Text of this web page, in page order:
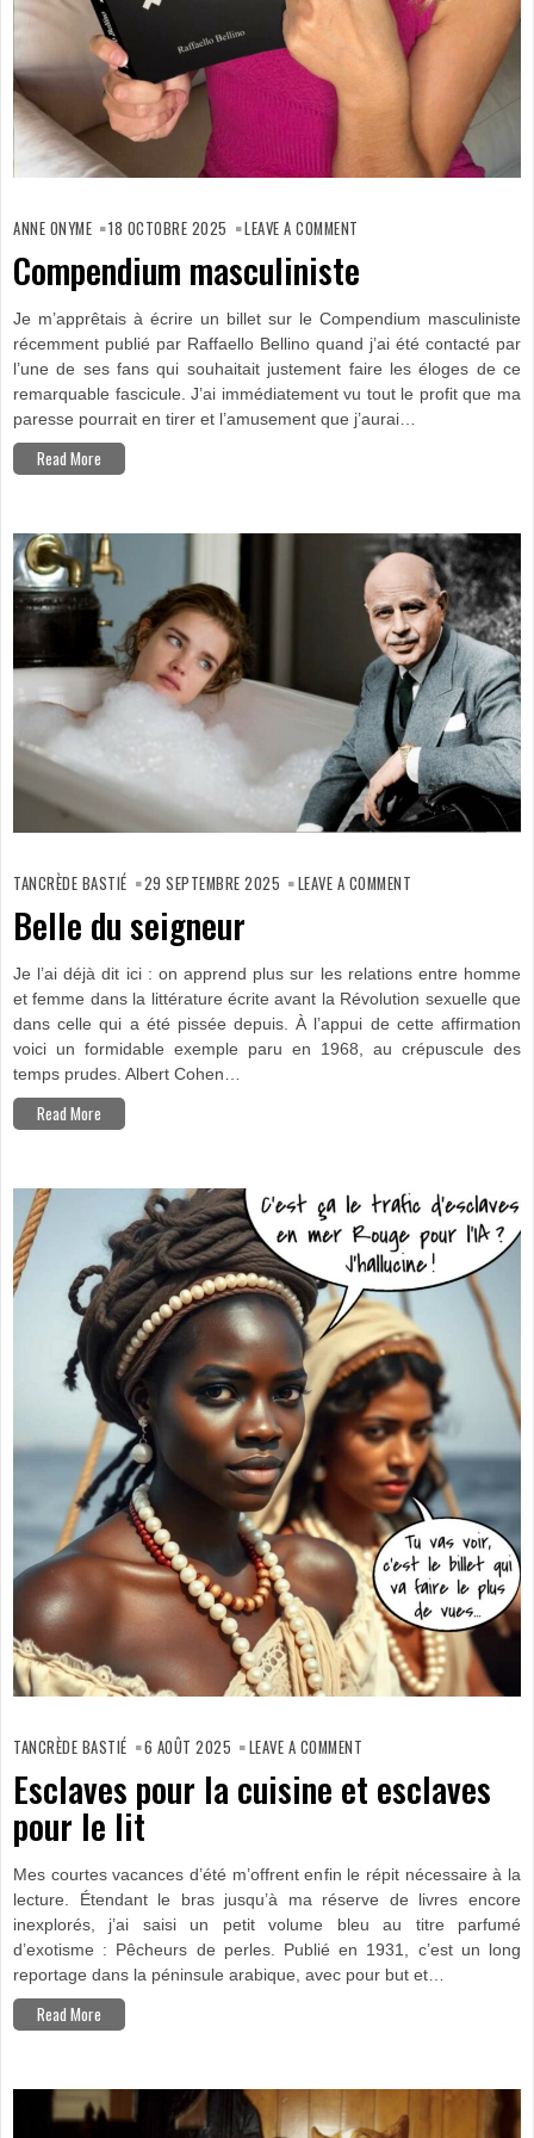
ANNE ONYME 18 OCTOBRE 2025 LEAVE A COMMENT
Compendium masculiniste
Je m’apprêtais à écrire un billet sur le Compendium masculiniste
récemment publié par Raffaello Bellino quand j’ai été contacté par
l’une de ses fans qui souhaitait justement faire les éloges de ce
remarquable fascicule. J’ai immédiatement vu tout le profit que ma
paresse pourrait en tirer et l’amusement que j’aurai…
Read More
TANCRÈDE BASTIÉ 29 SEPTEMBRE 2025 LEAVE A COMMENT
Belle du seigneur
Je l’ai déjà dit ici : on apprend plus sur les relations entre homme
et femme dans la littérature écrite avant la Révolution sexuelle que
dans celle qui a été pissée depuis. À l’appui de cette affirmation
voici un formidable exemple paru en 1968, au crépuscule des
temps prudes. Albert Cohen…
Read More
TANCRÈDE BASTIÉ 6 AOÛT 2025 LEAVE A COMMENT
LA
CUISINE
ET
Esclaves pour la cuisine et esclaves
pour le lit
Mes courtes vacances d’été m’offrent enfin le répit nécessaire à la
lecture. Étendant le bras jusqu’à ma réserve de livres encore
inexplorés, j’ai saisi un petit volume bleu au titre parfumé
d’exotisme : Pêcheurs de perles. Publié en 1931, c’est un long
reportage dans la péninsule arabique, avec pour but et…
Read More